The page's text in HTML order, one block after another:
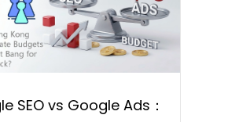
SEO vs Google Ads：